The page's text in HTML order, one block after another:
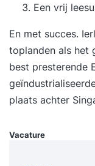
uitgebreide
de deelnemers
situaties die
uit uw praktijk
overtuigende
Een vrij
En met succes.
toplanden als het
best presterende
plaats achter
Vacature